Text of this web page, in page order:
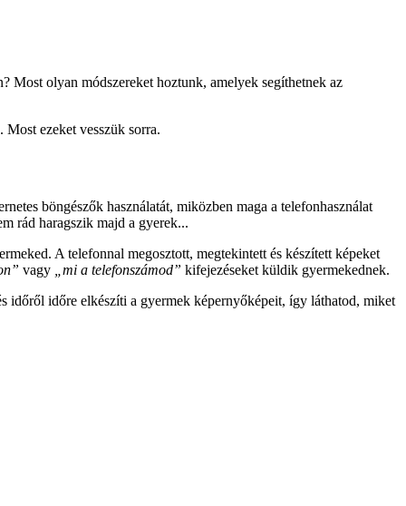
Most olyan módszereket hoztunk, amelyek segíthetnek az
Most ezeket vesszük sorra.
böngészők használatát, miközben maga a telefonhasználat
rád haragszik majd a gyerek...
A telefonnal megosztott, megtekintett és készített képeket
vagy „mi a telefonszámod” kifejezéseket küldik gyermekednek.
időről időre elkészíti a gyermek képernyőképeit, így láthatod, miket